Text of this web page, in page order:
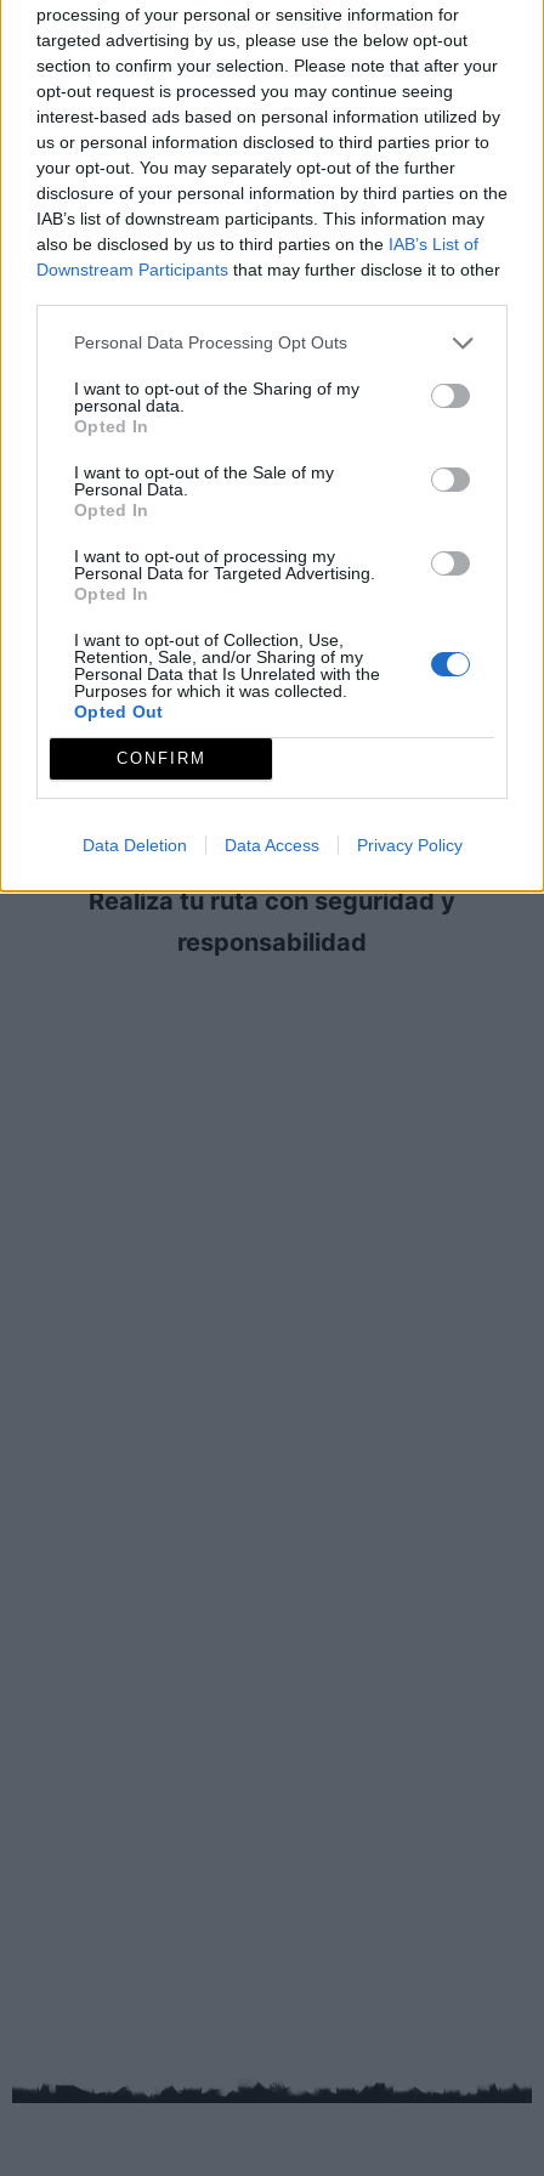
processing of your personal or sensitive information for
targeted advertising by us, please use the below opt-out
section to confirm your selection. Please note that after your
opt-out request is processed you may continue seeing
interest-based ads based on personal information utilized by
us or personal information disclosed to third parties prior to
your opt-out. You may separately opt-out of the further
disclosure of your personal information by third parties on the
IAB’s list of downstream participants. This information may
also be disclosed by us to third parties on the IAB’s List of
Downstream Participants that may further disclose it to other
Personal Data Processing Opt Outs
I want to opt-out of the Sharing of my
personal data.
Opted In
I want to opt-out of the Sale of my
Personal Data.
Opted In
I want to opt-out of processing my
Personal Data for Targeted Advertising.
Opted In
I want to opt-out of Collection, Use,
Retention, Sale, and/or Sharing of my
Personal Data that Is Unrelated with the
Purposes for which it was collected.
Opted Out
CONFIRM
Data Deletion Data Access Privacy Policy
Por lo tanto, recordamos que el usuario de la
ruta deberá tomar las medidas de seguridad
apropiadas, teniendo en cuenta condiciones
climatológicas o del terreno y su preparación
técnica y física. Es necesario llevar un
dispositivo GPS o smartphone para recorrer
las rutas y es aconsejable llevar un mapa
detallado de la zona por donde se circule. Es
necesario respetar las normas de tráfico en
las zonas urbanas y en las carreteras por las
que pueda transitar la ruta.
REDEX manifiesta que, en cualquier caso,
toda la información que proporciona sobre
esta ruta es orientativa, por lo que queda
delegada la responsabilidad única y
exclusivamente en el usuario, pudiendo
consultar mucha más información alternativa
para asegurarse de realizar una travesía con
seguridad.
Realiza tu ruta con seguridad y
responsabilidad